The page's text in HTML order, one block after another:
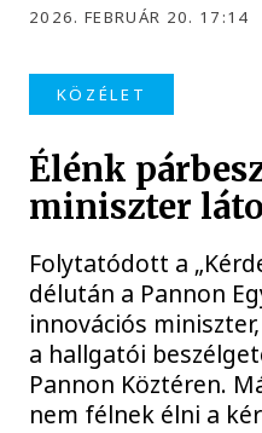
2026. FEBRUÁR 20. 17:14
KÖZÉLET
Élénk
miniszter
Folytatódott a
délután a Pannon
innovációs
a hallgatói
Pannon Köztéren.
nem félnek élni a